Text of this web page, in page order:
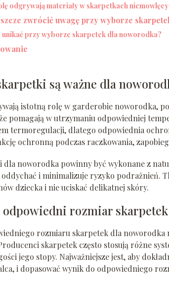
odgrywają materiały w skarpetkach
zwrócić uwagę przy wyborze
unikać przy wyborze skarpetek dla noworodka?
są ważne dla
istotną rolę w garderobie noworodka,
pomagają w utrzymaniu odpowiedniej
termoregulacji, dlatego odpowiednia
ochronną podczas raczkowania,
dla noworodka powinny być wykonane z
i minimalizuje ryzyko podrażnień.
dziecka i nie uciskać delikatnej skóry.
odpowiedni rozmiar
rozmiaru skarpetek dla noworodka
skarpetek często stosują różne
jego stopy. Najważniejsze jest, aby
i dopasować wynik do odpowiedniego